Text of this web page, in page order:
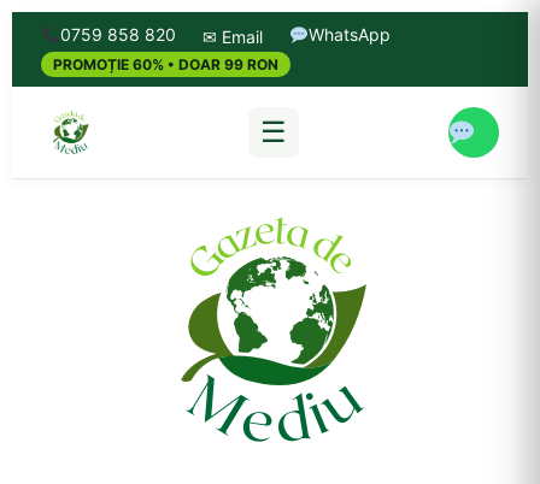
0759 858 820 ✉ Email WhatsApp
PROMOȚIE 60% • DOAR 99 RON
☰